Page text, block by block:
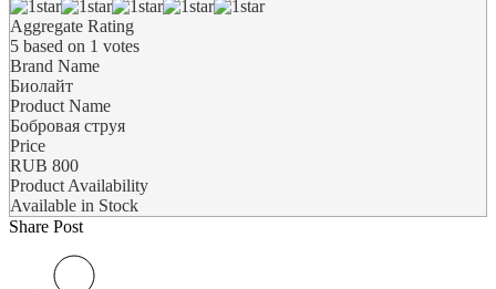
Aggregate Rating
5 based on 1 votes
Brand Name
Биолайт
Product Name
Бобровая струя
Price
RUB 800
Product Availability
Available in Stock
Share Post